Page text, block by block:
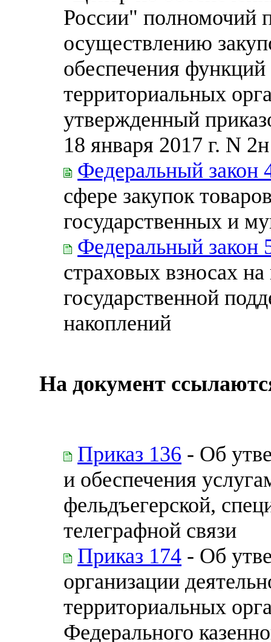
России" полномочий
осуществлению
обеспечения функций
территориальных
утвержденный
18 января 2017 г. N 2н
Федеральный закон
сфере закупок
государственных и
Федеральный закон
страховых взносах
государственной
накоплений
На документ
Приказ 136 - Об
и обеспечения
фельдъегерской,
телеграфной связи
Приказ 174 - Об
организации
территориальных
Федерального